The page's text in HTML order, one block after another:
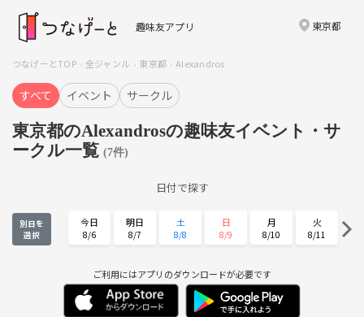
趣味友アプリ 東京都
つなげーとTOP 全ジャンル 東京都 Alexandros
すべて イベント サークル
東京都のAlexandrosの趣味友イベント・サ
ークル一覧 (7件)
日付で探す
別日を
選択
今日
8/6
明日
8/7
土
8/8
日
8/9
月
8/10
火
8/11
8/12 8/13 8/14 8/15 8/16
火
8/18
水
8/19
金
8/21
土
8/22
ご利用にはアプリのダウンロードが必要です